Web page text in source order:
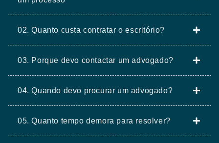
02. Quanto custa contratar o escritório?
03. Porque devo contactar um advogado?
04. Quando devo procurar um advogado?
05. Quanto tempo demora para resolver?